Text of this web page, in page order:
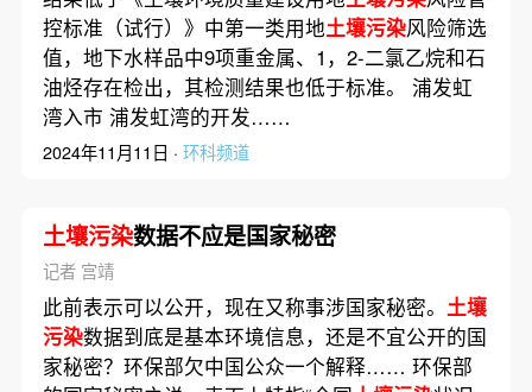
控标准（试行）》中第一类用地土壤污染风险筛选
值，地下水样品中9项重金属、1，2-二氯乙烷和石
油烃存在检出，其检测结果也低于标准。 浦发虹
湾入市 浦发虹湾的开发……
2024年11月11日 · 环科频道
土壤污染数据不应是国家秘密
记者 宫靖
此前表示可以公开，现在又称事涉国家秘密。 土壤
污染数据到底是基本环境信息，还是不宜公开的国
家秘密？环保部欠中国公众一个解释…… 环保部